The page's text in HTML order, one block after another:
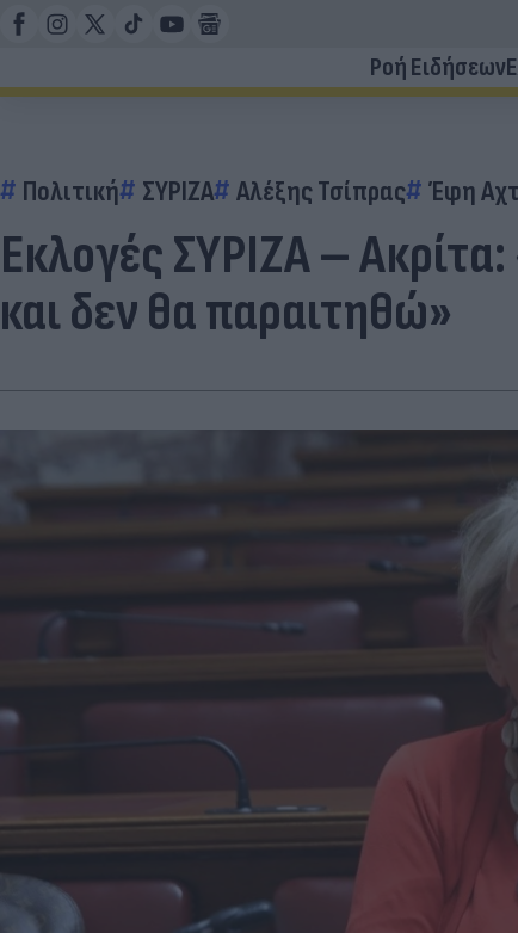
Ροή Ειδήσεων
Πολιτική ΣΥΡΙΖΑ Αλέξης Τσίπρας Έφη
Εκλογές ΣΥΡΙΖΑ –
και δεν θα παραιτηθώ»